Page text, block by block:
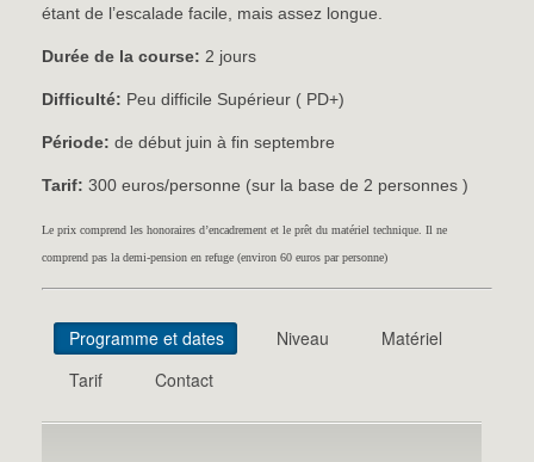
étant de l’escalade facile, mais assez longue.
Durée de la course: 2 jours
Difficulté: Peu difficile Supérieur ( PD+)
Période: de début juin à fin septembre
Tarif: 300 euros/personne (sur la base de 2 personnes )
Le prix comprend les honoraires d’encadrement et le prêt du matériel technique. Il ne
comprend pas la demi-pension en refuge (environ 60 euros par personne)
Programme et dates Niveau
Matériel
Tarif
Contact